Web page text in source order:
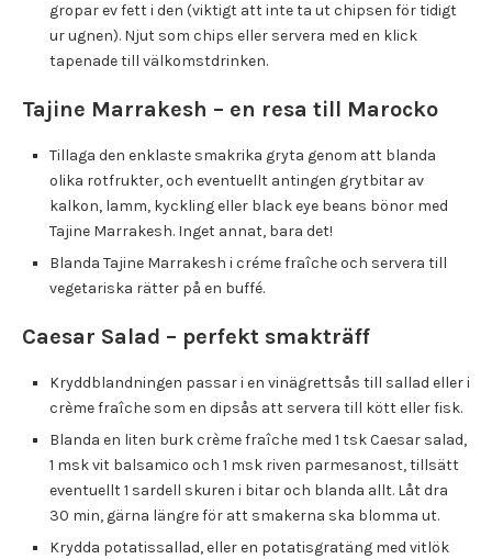
gropar ev fett i den (viktigt att inte ta ut chipsen för tidigt
ur ugnen). Njut som chips eller servera med en klick
tapenade till välkomstdrinken.
Tajine Marrakesh – en resa till Marocko
Tillaga den enklaste smakrika gryta genom att blanda
olika rotfrukter, och eventuellt antingen grytbitar av
kalkon, lamm, kyckling eller black eye beans bönor med
Tajine Marrakesh. Inget annat, bara det!
Blanda Tajine Marrakesh i créme fraîche och servera till
vegetariska rätter på en buffé.
Caesar Salad – perfekt smakträff
Kryddblandningen passar i en vinägrettsås till sallad eller i
crème fraîche som en dipsås att servera till kött eller fisk.
Blanda en liten burk crème fraîche med 1 tsk Caesar salad,
1 msk vit balsamico och 1 msk riven parmesanost, tillsätt
eventuellt 1 sardell skuren i bitar och blanda allt. Låt dra
30 min, gärna längre för att smakerna ska blomma ut.
Krydda potatissallad, eller en potatisgratäng med vitlök